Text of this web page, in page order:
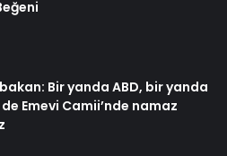
Bir yanda ABD, bir yanda
de Emevi Camii’nde namaz